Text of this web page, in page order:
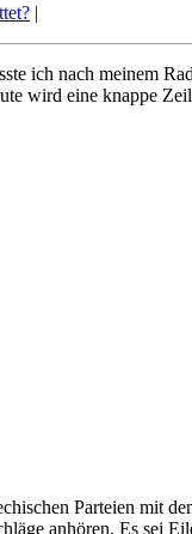
|
ich nach meinem
wird eine knappe
Parteien mit
anhören. Es sei